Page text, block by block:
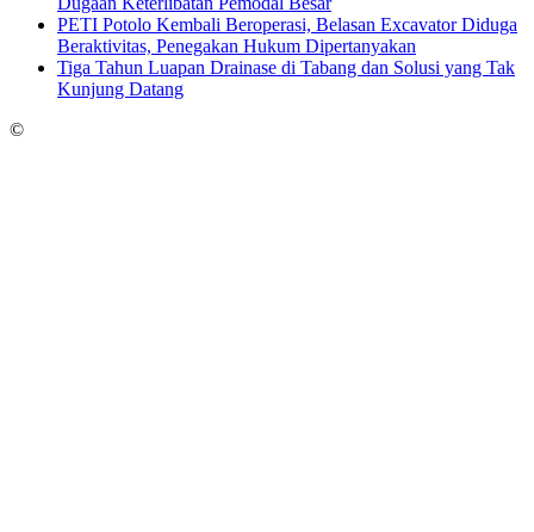
PETI Potolo Kembali Beroperasi, Belasan Excavator Diduga
Beraktivitas, Penegakan Hukum Dipertanyakan
Tiga Tahun Luapan Drainase di Tabang dan Solusi yang Tak
Kunjung Datang
©